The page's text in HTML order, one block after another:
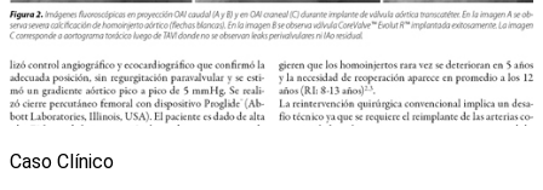
Caso Clínico